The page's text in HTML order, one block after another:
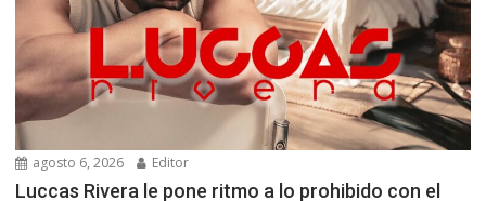
agosto 6, 2026 Editor
Luccas Rivera le pone ritmo a lo prohibido con el